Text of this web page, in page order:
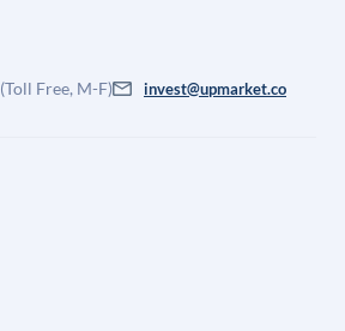
(Toll Free, M-F) invest@upmarket.co